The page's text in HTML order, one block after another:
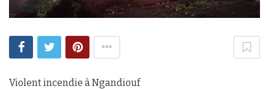
Violent incendie à Ngandiouf